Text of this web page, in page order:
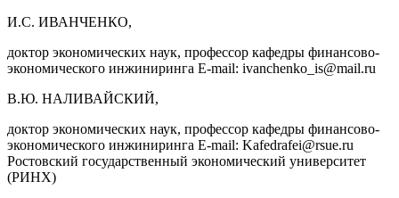
И.С. ИВАНЧЕНКО,
доктор экономических наук, профессор кафедры финансово-
экономического инжиниринга E-mail: ivanchenko_is@mail.ru
В.Ю. НАЛИВАЙСКИЙ,
доктор экономических наук, профессор кафедры финансово-
экономического инжиниринга E-mail: Kafedrafei@rsue.ru
Ростовский государственный экономический университет
(РИНХ)